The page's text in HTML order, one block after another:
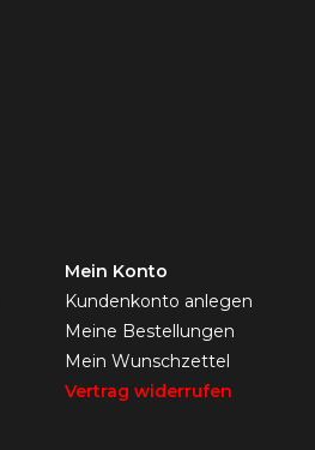
Mein Konto
Kundenkonto anlegen
Meine Bestellungen
Mein Wunschzettel
Vertrag widerrufen